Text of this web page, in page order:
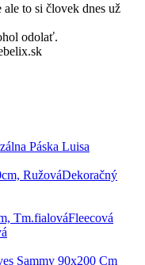
to si človek dnes už
odolať.
Páska Luisa
Dekoračný
Fleecová